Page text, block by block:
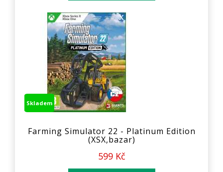
Skladem
Farming Simulator 22 - Platinum Edition
(XSX,bazar)
599 Kč